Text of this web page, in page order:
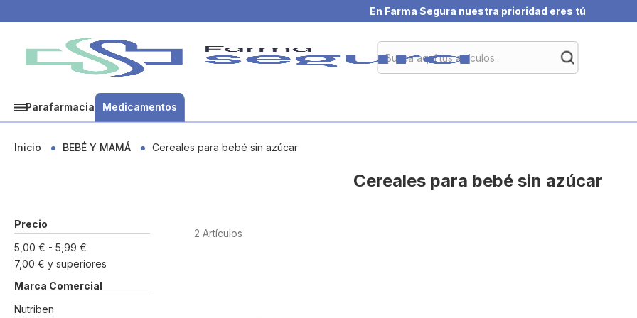
En Farma Segura nuestra prioridad eres tú
Parafarmacia Medicamentos
Inicio BEBÉ Y MAMÁ Cereales para bebé sin azúcar
Cereales para bebé sin azúcar
2 Artículos
Precio
5,00 € - 5,99 €
7,00 € y superiores
Marca Comercial
Nutriben